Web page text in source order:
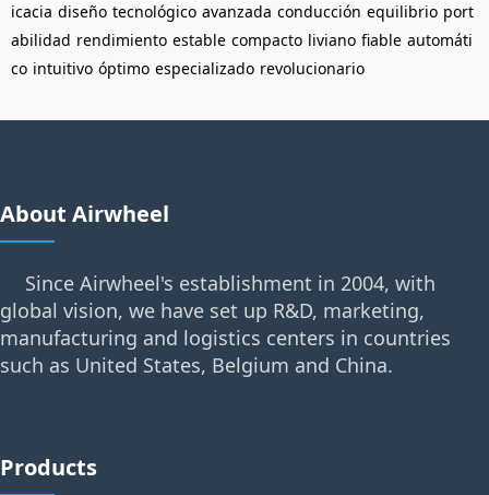
icacia diseño tecnológico avanzada conducción equilibrio port
abilidad rendimiento estable compacto liviano fiable automáti
co intuitivo óptimo especializado revolucionario
About Airwheel
Since Airwheel's establishment in 2004, with
global vision, we have set up R&D, marketing,
manufacturing and logistics centers in countries
such as United States, Belgium and China.
Products